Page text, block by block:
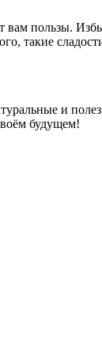
пользы.
такие
и
будущем!